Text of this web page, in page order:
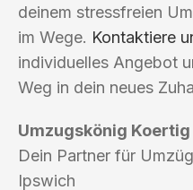
deinem stressfreien
im Wege. Kontaktiere
individuelles Angebot
Weg in dein neues
Umzugskönig
Dein Partner für
Ipswich